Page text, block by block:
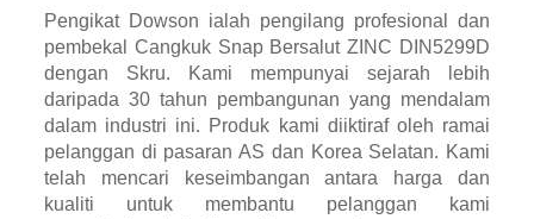
Pengikat Dowson ialah pengilang profesional dan
pembekal Cangkuk Snap Bersalut ZINC DIN5299D
dengan Skru. Kami mempunyai sejarah lebih
daripada 30 tahun pembangunan yang mendalam
dalam industri ini. Produk kami diiktiraf oleh ramai
pelanggan di pasaran AS dan Korea Selatan. Kami
telah mencari keseimbangan antara harga dan
kualiti untuk membantu pelanggan kami